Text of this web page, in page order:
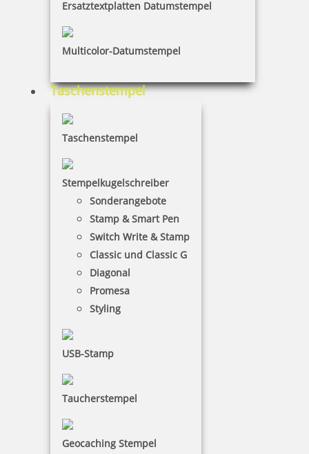
Ersatztextplatten Datumstempel
Multicolor-Datumstempel
Taschenstempel
Taschenstempel
Stempelkugelschreiber
Sonderangebote
Stamp & Smart Pen
Switch Write & Stamp
Classic und Classic G
Diagonal
Promesa
Styling
USB-Stamp
Taucherstempel
Geocaching Stempel